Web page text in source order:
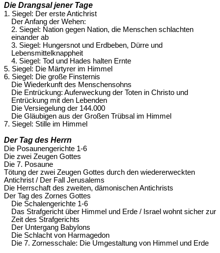
Die Drangsal jener Tage
1. Siegel: Der erste Antichrist
Der Anfang der Wehen:
2. Siegel: Nation gegen Nation, die Menschen schlachten
einander ab
3. Siegel: Hungersnot und Erdbeben, Dürre und
Lebensmittelknappheit
4. Siegel: Tod und Hades halten Ernte
5. Siegel: Die Märtyrer im Himmel
6. Siegel: Die große Finsternis
Die Wiederkunft des Menschensohns
Die Entrückung: Auferweckung der Toten in Christo und
Entrückung mit den Lebenden
Die Versiegelung der 144.000
Die Gläubigen aus der Großen Trübsal im Himmel
7. Siegel: Stille im Himmel
Der Tag des Herrn
Die Posaunengerichte 1-6
Die zwei Zeugen Gottes
Die 7. Posaune
Tötung der zwei Zeugen Gottes durch den wiedererweckten
Antichrist / Der Fall Jerusalems
Die Herrschaft des zweiten, dämonischen Antichrists
Der Tag des Zornes Gottes
Die Schalengerichte 1-6
Das Strafgericht über Himmel und Erde / Israel wohnt sicher zur
Zeit des Strafgerichts
Der Untergang Babylons
Die Schlacht von Harmagedon
Die 7. Zornesschale: Die Umgestaltung von Himmel und Erde